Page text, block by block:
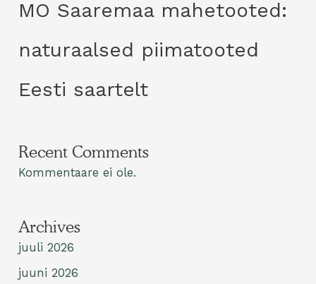
MO Saaremaa mahetooted:
naturaalsed piimatooted
Eesti saartelt
Recent Comments
Kommentaare ei ole.
Archives
juuli 2026
juuni 2026